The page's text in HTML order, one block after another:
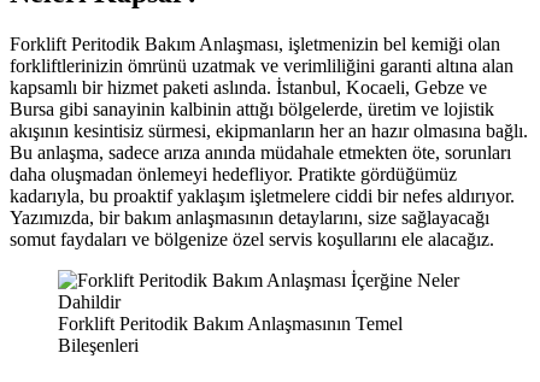
Forklift Peritodik Bakım Anlaşması, işletmenizin bel kemiği olan
forkliftlerinizin ömrünü uzatmak ve verimliliğini garanti altına alan
kapsamlı bir hizmet paketi aslında. İstanbul, Kocaeli, Gebze ve
Bursa gibi sanayinin kalbinin attığı bölgelerde, üretim ve lojistik
akışının kesintisiz sürmesi, ekipmanların her an hazır olmasına bağlı.
Bu anlaşma, sadece arıza anında müdahale etmekten öte, sorunları
daha oluşmadan önlemeyi hedefliyor. Pratikte gördüğümüz
kadarıyla, bu proaktif yaklaşım işletmelere ciddi bir nefes aldırıyor.
Yazımızda, bir bakım anlaşmasının detaylarını, size sağlayacağı
somut faydaları ve bölgenize özel servis koşullarını ele alacağız.
Forklift Peritodik Bakım Anlaşmasının Temel
Bileşenleri